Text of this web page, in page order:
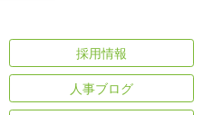
採用情報
人事ブログ